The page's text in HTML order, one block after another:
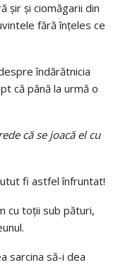
şir şi ciomăgarii din
fără înţeles ce
îndărătnicia
că până la urmă o
că se joacă el cu
fi astfel înfruntat!
cu toţii sub pături,
sarcina să-i dea